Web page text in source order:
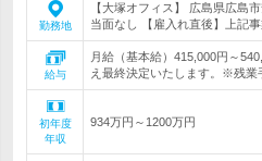
勤務地
【大塚オフィス】 広島県広島
当面なし 【雇入れ直後】上記事
給与
月給（基本給）415,000円～
え最終決定いたします。※残業
初年度
年収
934万円～1200万円